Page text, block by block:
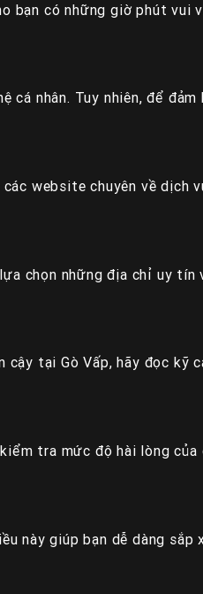
bạn có những giờ phút vui
nhân. Tuy nhiên, để
website chuyên về dịch
chọn những địa chỉ uy tín
tại Gò Vấp, hãy đọc kỹ
tra mức độ hài lòng
này giúp bạn dễ dàng